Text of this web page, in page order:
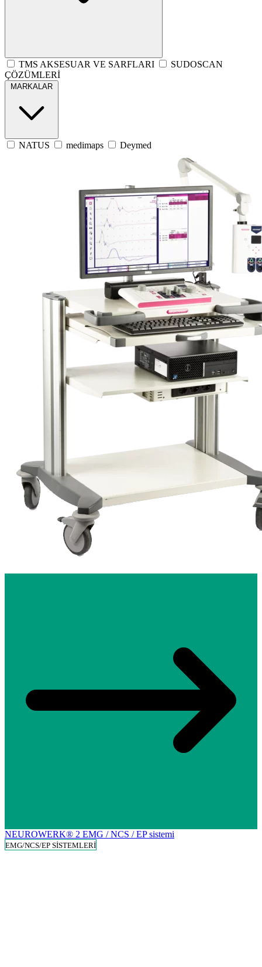
TMS AKSESUAR VE SARFLARI
SUDOSCAN
ÇÖZÜMLERİ
MARKALAR
NATUS medimaps Deymed
NEUROWERK® 2 EMG / NCS / EP sistemi
EMG/NCS/EP SİSTEMLERİ